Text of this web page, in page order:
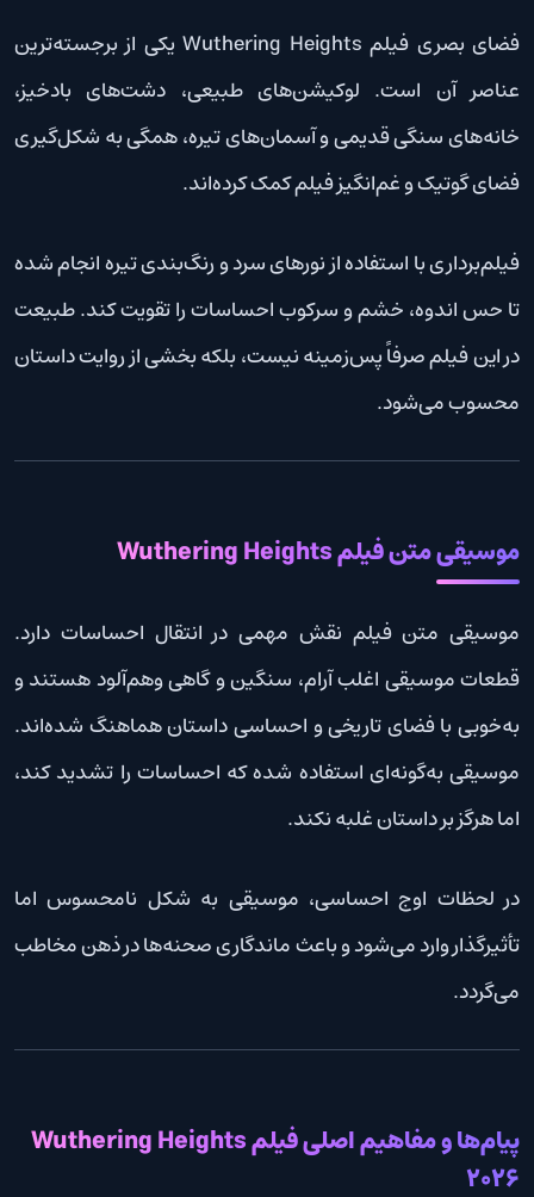
فضای بصری فیلم Wuthering Heights یکی از برجسته‌ترین
عناصر آن است. لوکیشن‌های طبیعی، دشت‌های بادخیز،
خانه‌های سنگی قدیمی و آسمان‌های تیره، همگی به شکل‌گیری
فضای گوتیک و غم‌انگیز فیلم کمک کرده‌اند.
فیلم‌برداری با استفاده از نورهای سرد و رنگ‌بندی تیره انجام شده
تا حس اندوه، خشم و سرکوب احساسات را تقویت کند. طبیعت
در این فیلم صرفاً پس‌زمینه نیست، بلکه بخشی از روایت داستان
محسوب می‌شود.
موسیقی متن فیلم Wuthering Heights
موسیقی متن فیلم نقش مهمی در انتقال احساسات دارد.
قطعات موسیقی اغلب آرام، سنگین و گاهی وهم‌آلود هستند و
به‌خوبی با فضای تاریخی و احساسی داستان هماهنگ شده‌اند.
موسیقی به‌گونه‌ای استفاده شده که احساسات را تشدید کند،
اما هرگز بر داستان غلبه نکند.
در لحظات اوج احساسی، موسیقی به شکل نامحسوس اما
تأثیرگذار وارد می‌شود و باعث ماندگاری صحنه‌ها در ذهن مخاطب
می‌گردد.
پیام‌ها و مفاهیم اصلی فیلم Wuthering Heights
2026